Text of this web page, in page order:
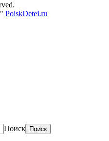
PoiskDetei.ru
Поиск